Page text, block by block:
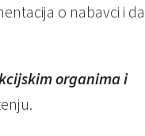
o nabavci i da
organima i